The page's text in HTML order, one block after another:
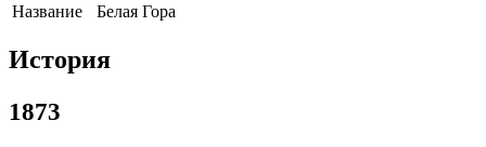
Название
Белая Гора
История
1873